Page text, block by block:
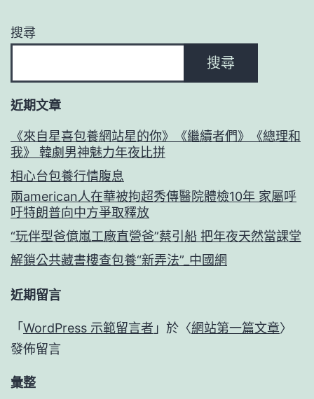
搜尋
搜尋
近期文章
《來自星喜包養網站星的你》《繼續者們》《總理和
我》 韓劇男神魅力年夜比拼
相心台包養行情腹息
兩american人在華被拘超秀傳醫院體檢10年 家屬呼
吁特朗普向中方爭取釋放
“玩伴型爸億嵐工廠直營爸”蔡引船 把年夜天然當課堂
解鎖公共藏書樓查包養“新弄法”_中國網
近期留言
「 WordPress 示範留言者 」於〈網站第一篇文章〉
發佈留言
彙整